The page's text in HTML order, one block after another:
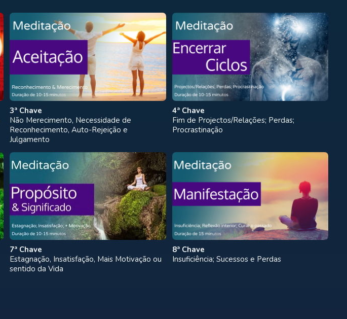
3ª Chave
Não Merecimento, Necessidade de
Reconhecimento, Auto-Rejeição e
Julgamento
4ª Chave
Fim de Projectos/Relações; Perdas;
Procrastinação
7ª Chave
Estagnação, Insatisfação, Mais Motivação ou
sentido da Vida
8ª Chave
Insuficiência; Sucessos e Perdas